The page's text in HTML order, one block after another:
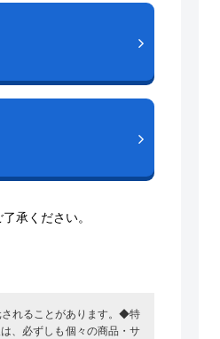
承ください。
れることがあります。◆特
、必ずしも個々の商品・サ